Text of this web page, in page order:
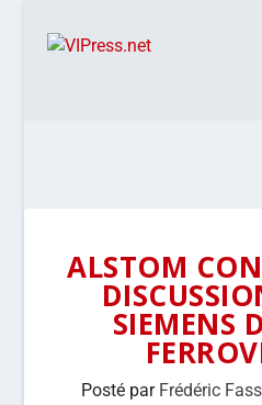
ALSTOM
SIEMENS
Posté par Frédéric